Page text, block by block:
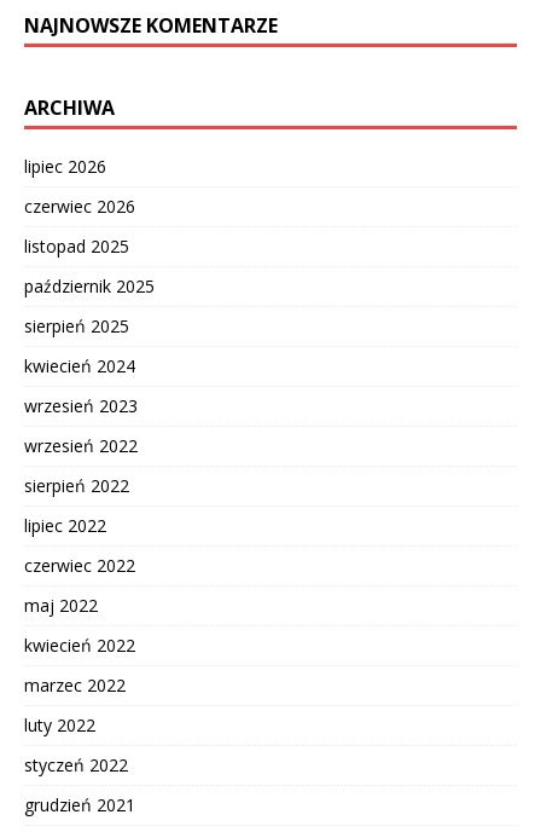
NAJNOWSZE KOMENTARZE
ARCHIWA
lipiec 2026
czerwiec 2026
listopad 2025
październik 2025
sierpień 2025
kwiecień 2024
wrzesień 2023
wrzesień 2022
sierpień 2022
lipiec 2022
czerwiec 2022
maj 2022
kwiecień 2022
marzec 2022
luty 2022
styczeń 2022
grudzień 2021